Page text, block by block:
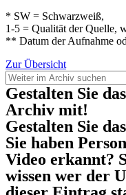
* SW = Schwarzweiß,
1-5 = Qualität der Quelle,
** Datum der Aufnahme
Zur Übersicht
Gestalten Sie das
Archiv mit!
Gestalten Sie
Sie haben
Video erkannt?
wissen wer der